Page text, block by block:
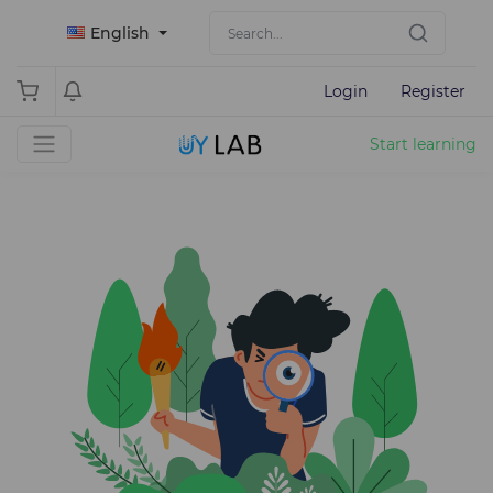
English
Login Register
Start learning